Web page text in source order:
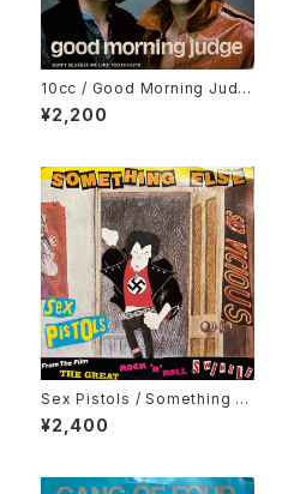
10cc / Good Morning Judg
e
¥2,200
Sex Pistols / Something El
se
¥2,400